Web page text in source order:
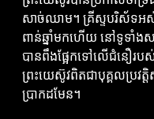
សាច់ឈាម។ គ្រីស្ទបរិស័ទអ
ពាន់ឆ្នាំមកហើយ នៅទូទាំ
បានពឹងផ្អែកទៅលើជំនឿរ
ព្រះយេស៊ូវពិតជាបុគ្គលប្រវត្តិ
ប្រាកដមែន។